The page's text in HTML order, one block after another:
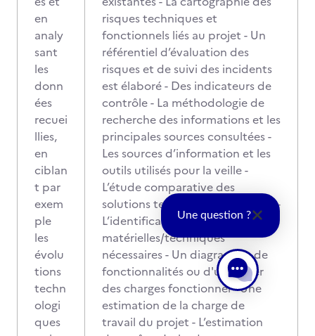
en
analy
sant
les
donn
ées
recuei
llies,
en
ciblan
t par
exem
ple
les
évolu
tions
techn
ologi
ques
risques techniques et
fonctionnels liés au projet - Un
référentiel d’évaluation des
risques et de suivi des incidents
est élaboré - Des indicateurs de
contrôle - La méthodologie de
recherche des informations et les
principales sources consultées -
Les sources d’information et les
outils utilisés pour la veille -
L’étude comparative des
solutions techniques envisagées -
L’identification des ressources
matérielles/techniques
nécessaires - Un diagramme de
fonctionnalités ou d'un cahier
des charges fonctionnel - Une
estimation de la charge de
travail du projet - L’estimation
Une question ?